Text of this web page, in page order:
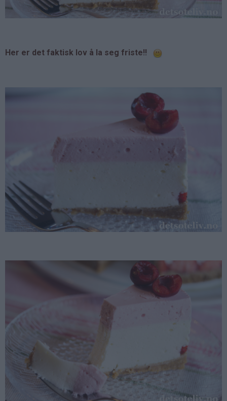
Her er det faktisk lov å la seg friste!!